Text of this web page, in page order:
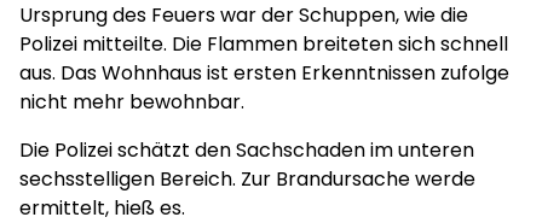
Ursprung des Feuers war der Schuppen, wie die
Polizei mitteilte. Die Flammen breiteten sich schnell
aus. Das Wohnhaus ist ersten Erkenntnissen zufolge
nicht mehr bewohnbar.
Die Polizei schätzt den Sachschaden im unteren
sechsstelligen Bereich. Zur Brandursache werde
ermittelt, hieß es.